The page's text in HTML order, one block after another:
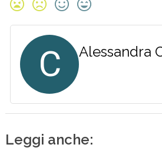
C Alessandra
Leggi anche: